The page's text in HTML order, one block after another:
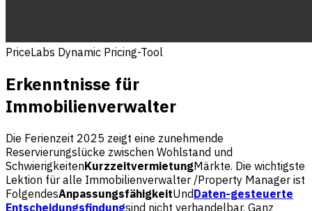
PriceLabs Dynamic Pricing-Tool
Erkenntnisse für
Immobilienverwalter
Die Ferienzeit 2025 zeigt eine zunehmende
Reservierungslücke zwischen Wohlstand und
SchwierigkeitenKurzzeitvermietungMärkte. Die wichtigste
Lektion für alle Immobilienverwalter /Property Manager ist
FolgendesAnpassungsfähigkeitUndDaten-gesteuerte
Entscheidungsfindungsind nicht verhandelbar. Ganz